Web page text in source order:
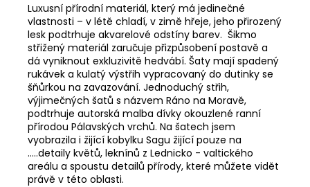
Luxusní přírodní materiál, který má jedinečné
vlastnosti – v létě chladí, v zimě hřeje, jeho přirozený
lesk podtrhuje akvarelové odstíny barev. Šikmo
střižený materiál zaručuje přizpůsobení postavě a
dá vyniknout exkluzivitě hedvábí. Šaty mají spadený
rukávek a kulatý výstřih vypracovaný do dutinky se
šňůrkou na zavazování. Jednoduchý střih,
výjimečných šatů s názvem Ráno na Moravě,
podtrhuje autorská malba dívky okouzlené ranní
přírodou Pálavských vrchů. Na šatech jsem
vyobrazila i žijící kobylku Sagu žijící pouze na
.....detaily květů, leknínů z Lednicko - valtického
areálu a spoustu detailů přírody, které můžete vidět
právě v této oblasti.